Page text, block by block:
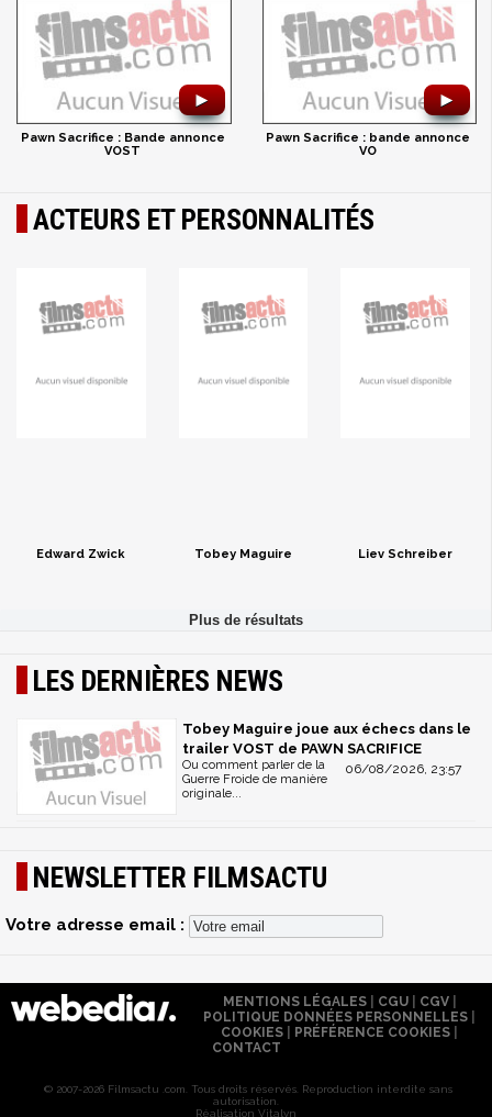
►
Pawn Sacrifice : Bande annonce
VOST
►
Pawn Sacrifice : bande annonce
VO
ACTEURS ET PERSONNALITÉS
Edward Zwick Tobey Maguire Liev Schreiber
LES DERNIÈRES NEWS
Tobey Maguire joue aux échecs dans le
trailer VOST de PAWN SACRIFICE
06/08/2026, 23:57
Ou comment parler de la
Guerre Froide de manière
originale...
NEWSLETTER FILMSACTU
Votre adresse email :
MENTIONS LÉGALES| CGU| CGV|
POLITIQUE DONNÉES PERSONNELLES
COOKIES
PRÉFÉRENCE COOKIES
CONTACT
© 2007-2026 Filmsactu .com. Tous droits réservés. Reproduction interdite sans
autorisation.
Réalisation Vitalyn